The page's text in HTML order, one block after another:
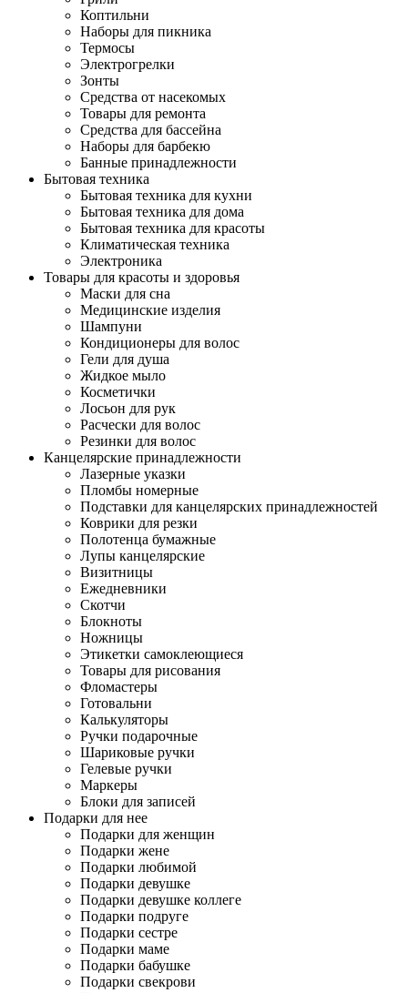
Коптильни
Наборы для пикника
Термосы
Электрогрелки
Зонты
Средства от насекомых
Товары для ремонта
Средства для бассейна
Наборы для барбекю
Банные принадлежности
Бытовая техника
Бытовая техника для кухни
Бытовая техника для дома
Бытовая техника для красоты
Климатическая техника
Электроника
Товары для красоты и здоровья
Маски для сна
Медицинские изделия
Шампуни
Кондиционеры для волос
Гели для душа
Жидкое мыло
Косметички
Лосьон для рук
Расчески для волос
Резинки для волос
Канцелярские принадлежности
Лазерные указки
Пломбы номерные
Подставки для канцелярских принадлежностей
Коврики для резки
Полотенца бумажные
Лупы канцелярские
Визитницы
Ежедневники
Скотчи
Блокноты
Ножницы
Этикетки самоклеющиеся
Товары для рисования
Фломастеры
Готовальни
Калькуляторы
Ручки подарочные
Шариковые ручки
Гелевые ручки
Маркеры
Блоки для записей
Подарки для нее
Подарки для женщин
Подарки жене
Подарки любимой
Подарки девушке
Подарки девушке коллеге
Подарки подруге
Подарки сестре
Подарки маме
Подарки бабушке
Подарки свекрови